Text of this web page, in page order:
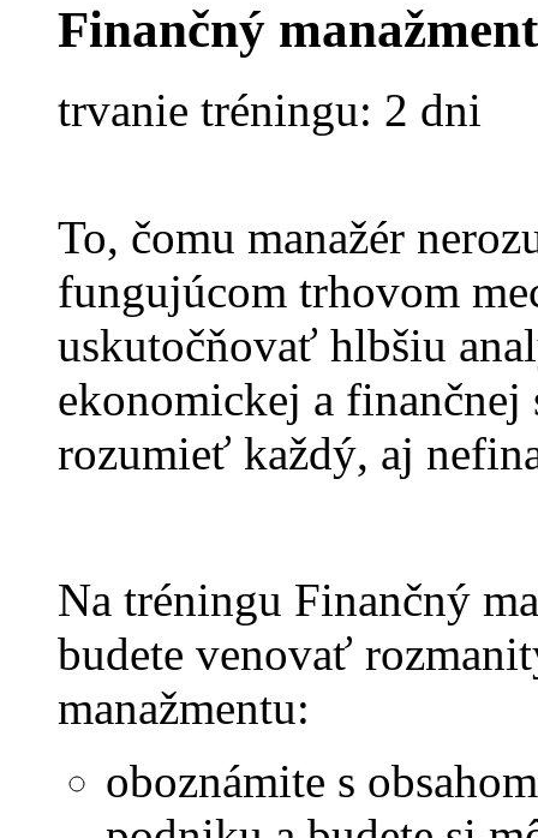
Finančný
trvanie tréningu: 2 dni
To, čomu manažér
fungujúcom trhovom
uskutočňovať hlbšiu
ekonomickej a finančnej
rozumieť každý, aj
Na tréningu Finančný
budete venovať
manažmentu:
oboznámite s